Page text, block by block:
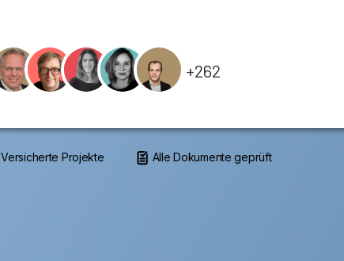
+262
Versicherte Projekte Alle Dokumente geprüft